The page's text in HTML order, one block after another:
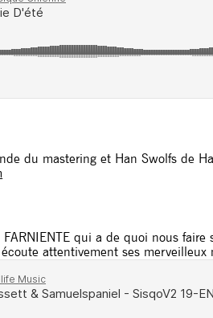
du mastering et Han Swolfs de
FARNIENTE qui a de quoi nous
attentivement ses merveilleux